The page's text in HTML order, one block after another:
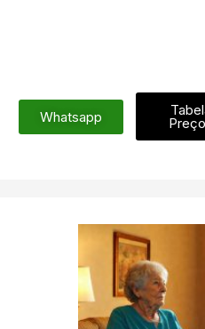
Whatsapp